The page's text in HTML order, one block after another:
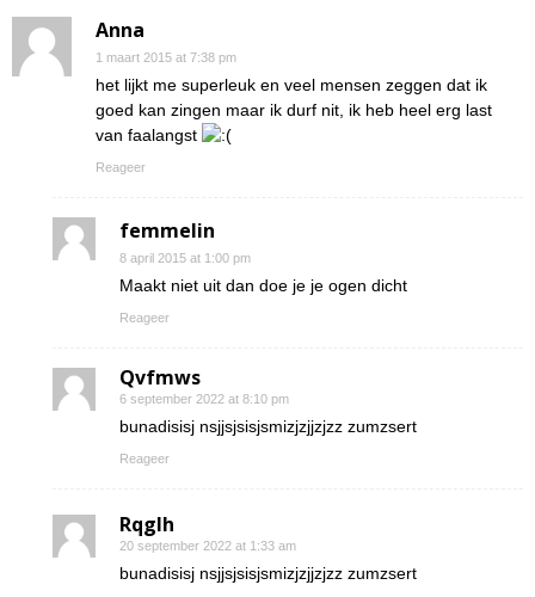
Anna
1 maart 2015 at 7:38 pm
het lijkt me superleuk en veel mensen zeggen dat ik
goed kan zingen maar ik durf nit, ik heb heel erg last
van faalangst
Reageer
femmelin
8 april 2015 at 1:00 pm
Maakt niet uit dan doe je je ogen dicht
Reageer
Qvfmws
6 september 2022 at 8:10 pm
bunadisisj nsjjsjsisjsmizjzjjzjzz zumzsert
Reageer
Rqglh
20 september 2022 at 1:33 am
bunadisisj nsjjsjsisjsmizjzjjzjzz zumzsert